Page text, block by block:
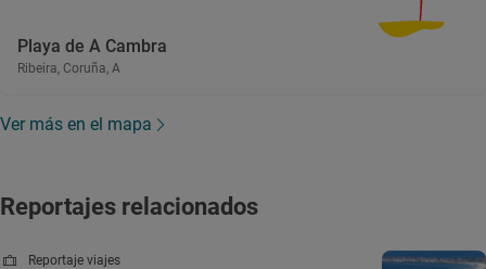
Playa de A Cambra
Ribeira, Coruña, A
Ver más en el mapa
Reportajes relacionados
Reportaje viajes